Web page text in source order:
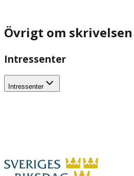
Övrigt om skrivelsen
Intressenter
Intressenter